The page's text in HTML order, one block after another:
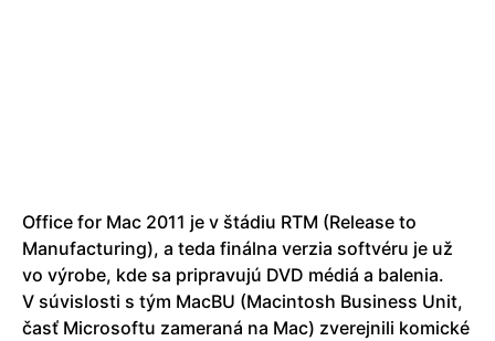
Office for Mac 2011 je v štádiu RTM (Release to
Manufacturing), a teda finálna verzia softvéru je už
vo výrobe, kde sa pripravujú DVD médiá a balenia.
V súvislosti s tým MacBU (Macintosh Business Unit,
časť Microsoftu zameraná na Mac) zverejnili komické